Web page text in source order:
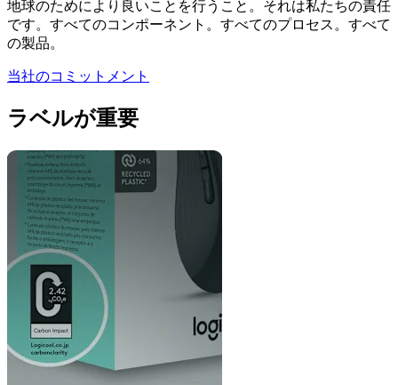
地球のためにより良いことを行うこと。それは私たちの責任
です。すべてのコンポーネント。すべてのプロセス。すべて
の製品。
当社のコミットメント
ラベルが重要